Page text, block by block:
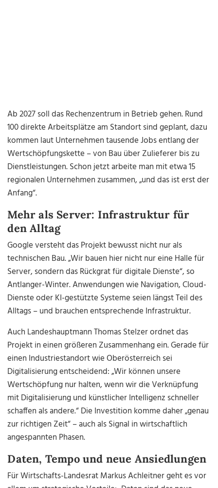
Ab 2027 soll das Rechenzentrum in Betrieb gehen. Rund
100 direkte Arbeitsplätze am Standort sind geplant, dazu
kommen laut Unternehmen tausende Jobs entlang der
Wertschöpfungskette – von Bau über Zulieferer bis zu
Dienstleistungen. Schon jetzt arbeite man mit etwa 15
regionalen Unternehmen zusammen, „und das ist erst der
Anfang“.
Mehr als Server: Infrastruktur für
den Alltag
Google versteht das Projekt bewusst nicht nur als
technischen Bau. „Wir bauen hier nicht nur eine Halle für
Server, sondern das Rückgrat für digitale Dienste“, so
Antlanger-Winter. Anwendungen wie Navigation, Cloud-
Dienste oder KI-gestützte Systeme seien längst Teil des
Alltags – und brauchen entsprechende Infrastruktur.
Auch Landeshauptmann Thomas Stelzer ordnet das
Projekt in einen größeren Zusammenhang ein. Gerade für
einen Industriestandort wie Oberösterreich sei
Digitalisierung entscheidend: „Wir können unsere
Wertschöpfung nur halten, wenn wir die Verknüpfung
mit Digitalisierung und künstlicher Intelligenz schneller
schaffen als andere.“ Die Investition komme daher „genau
zur richtigen Zeit“ – auch als Signal in wirtschaftlich
angespannten Phasen.
Daten, Tempo und neue Ansiedlungen
Für Wirtschafts-Landesrat Markus Achleitner geht es vor